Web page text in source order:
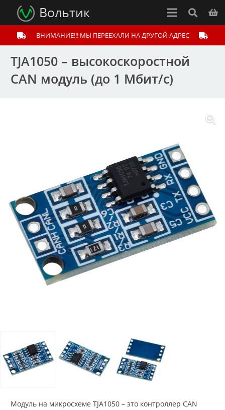
Вольтик
ВНИМАНИЕ!!! МЫ ПЕРЕЕХАЛИ НА ДРУГОЙ АДРЕС
TJA1050 – высокоскоростной
CAN модуль (до 1 Мбит/с)
Модуль на микросхеме TJA1050 – это контроллер CAN